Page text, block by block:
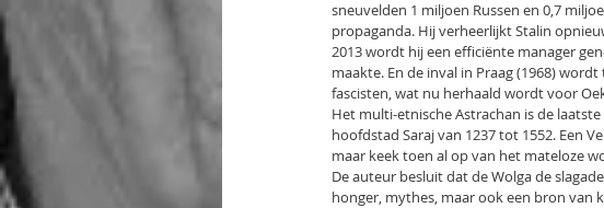
sneuvelden 1 miljoen Russen en 0,7
propaganda. Hij verheerlijkt Stalin
2013 wordt hij een efficiënte manager
maakte. En de inval in Praag (1968)
fascisten, wat nu herhaald wordt voor
Het multi-etnische Astrachan is de
hoofdstad Saraj van 1237 tot 1552. Een
maar keek toen al op van het mateloze
De auteur besluit dat de Wolga de
honger, mythes, maar ook een bron van